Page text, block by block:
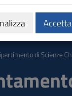
Persone
di Scienze